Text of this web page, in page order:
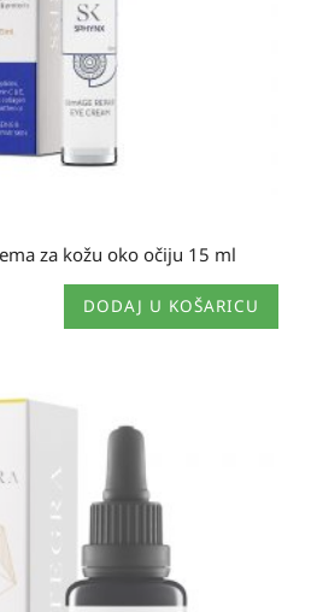
za kožu oko očiju 15 ml
DODAJ U KOŠARICU